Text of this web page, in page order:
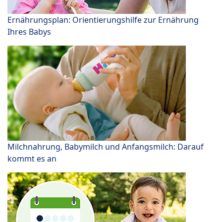
Ernährungsplan: Orientierungshilfe zur Ernährung
Ihres Babys
Milchnahrung, Babymilch und Anfangsmilch: Darauf
kommt es an